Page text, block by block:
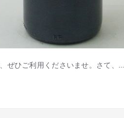
ぜひご利用くださいませ。さて、…